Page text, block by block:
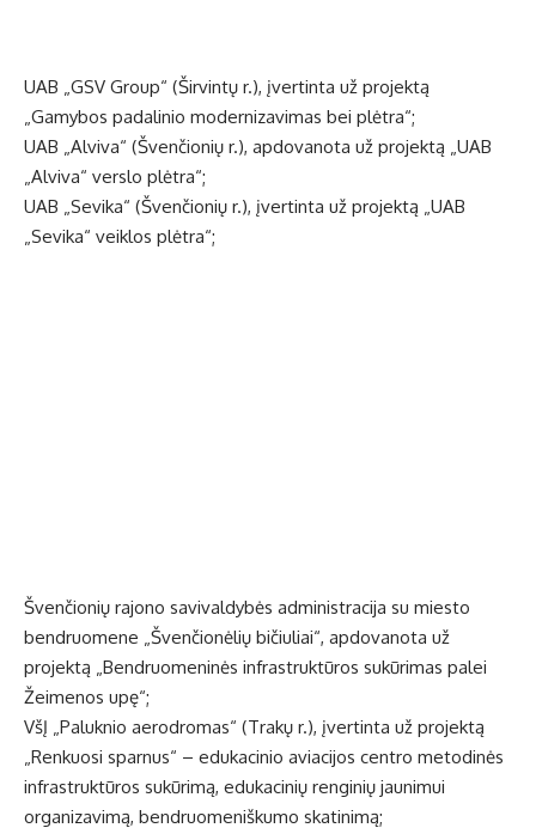
UAB „GSV Group“ (Širvintų r.), įvertinta už projektą
„Gamybos padalinio modernizavimas bei plėtra“;
UAB „Alviva“ (Švenčionių r.), apdovanota už projektą „UAB
„Alviva“ verslo plėtra“;
UAB „Sevika“ (Švenčionių r.), įvertinta už projektą „UAB
„Sevika“ veiklos plėtra“;
Švenčionių rajono savivaldybės administracija su miesto
bendruomene „Švenčionėlių bičiuliai“, apdovanota už
projektą „Bendruomeninės infrastruktūros sukūrimas palei
Žeimenos upę“;
VšĮ „Paluknio aerodromas“ (Trakų r.), įvertinta už projektą
„Renkuosi sparnus“ – edukacinio aviacijos centro metodinės
infrastruktūros sukūrimą, edukacinių renginių jaunimui
organizavimą, bendruomeniškumo skatinimą;